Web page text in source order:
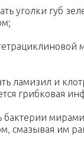
уголки губ
ламизил и
грибковая
бактерии
смазывая им